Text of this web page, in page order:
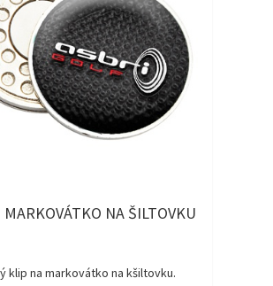
MARKOVÁTKO NA ŠILTOVKU
klip na markovátko na kšiltovku.